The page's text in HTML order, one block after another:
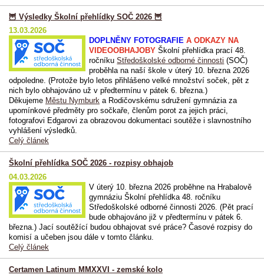
🦉 Výsledky Školní přehlídky SOČ 2026 🦉
13.03.2026
DOPLNĚNY FOTOGRAFIE A ODKAZY NA
VIDEOOBHAJOBY Školní přehlídka prací 48.
ročníkuStředoškolské odborné činnosti (SOČ)
proběhla na naší škole v úterý 10. března 2026
odpoledne. (Protože bylo letos přihlášeno velké množství soček, pět z
nich bylo obhajováno už v předtermínu v pátek 6. března.)
Děkujeme Městu Nymburk a Rodičovskému sdružení gymnázia za
upomínkové předměty pro sočkaře, členům porot za jejich práci,
fotografovi Edgarovi za obrazovou dokumentaci soutěže i slavnostního
vyhlášení výsledků.
Celý článek
Školní přehlídka SOČ 2026 - rozpisy obhajob
04.03.2026
V úterý 10. března 2026 proběhne na Hrabalově
gymnáziu Školní přehlídka 48. ročníku
Středoškolské odborné činnosti 2026. (Pět prací
bude obhajováno již v předtermínu v pátek 6.
března.) Jací soutěžící budou obhajovat své práce? Časové rozpisy do
komisí a učeben jsou dále v tomto článku.
Celý článek
Certamen Latinum MMXXVI - zemské kolo